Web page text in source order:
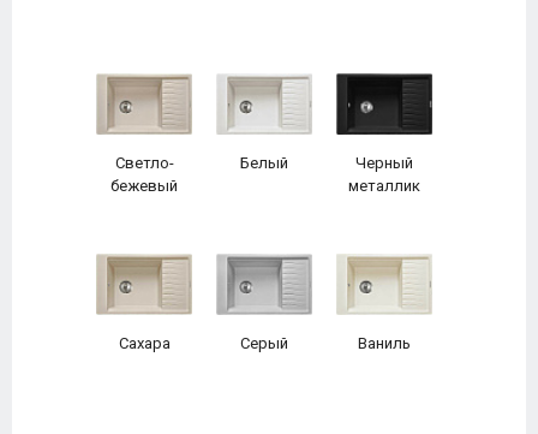
Светло-
бежевый
Белый
Черный
металлик
Сахара Серый Ваниль